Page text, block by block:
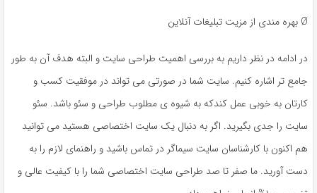
Ø بهره مندی از مزیت تبلیغات آنلاین
در ادامه در نظر داریم به بررسی اهمیت طراحی سایت و البته هدف آن به طور
جامع تر اشاره کنیم. سایت شما در صورتی می تواند در موفقیت کسب و
کارتان به خوبی عمل کندکه به شیوه ی مطلوب طراحی و سئو باشد. سئو
سایت را جدی بگیرید. اگر به دنبال یک سایت اختصاصی هستید می توانید
هم اکنون با کارشناسان سایت سیماگر در تماس باشید و راهنمای لازم را به
دست آورید. ما صفر تا صد طراحی سایت اختصاصی شما را با کیفیت عالی و